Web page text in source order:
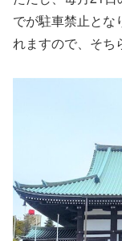
でが駐車禁止とな
れますので、そち